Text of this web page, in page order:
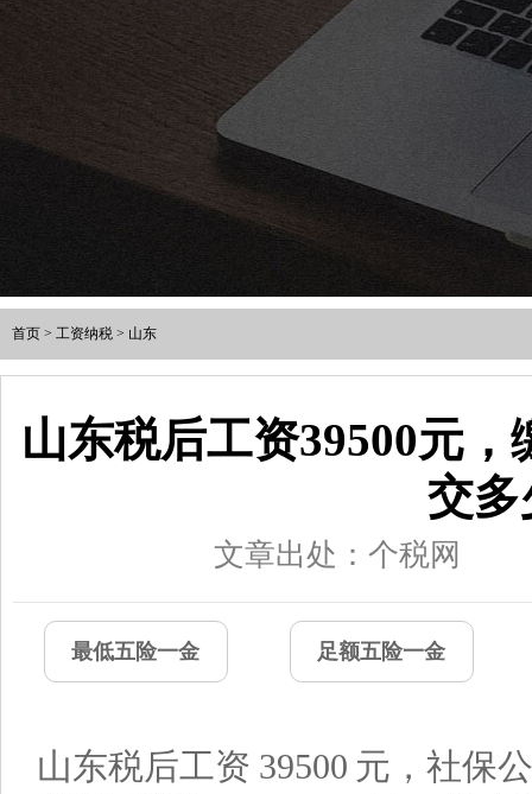
首页 > 工资纳税 > 山东
山东税后工资39500元
交多
文章出处：个税网
最低五险一金 足额五险一金
山东税后工资 39500 元，社保